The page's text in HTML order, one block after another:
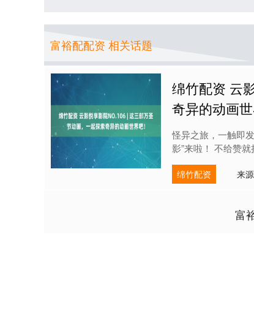
富裕配配资 相关话题
绵竹配资 云
奇异的动画世
怪异之旅，一触即
影”来啦！ 不给赞
绵竹配资 来
富